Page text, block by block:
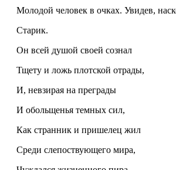
Молодой человек в очках. Увидев,
Старик.
Он всей душой своей сознал
Тщету и ложь плотской отрады,
И, невзирая на преграды
И обольщенья темных сил,
Как странник и пришелец жил
Среди слепоствующего мира,